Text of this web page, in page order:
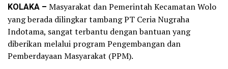
KOLAKA – Masyarakat dan Pemerintah Kecamatan Wolo
yang berada dilingkar tambang PT Ceria Nugraha
Indotama, sangat terbantu dengan bantuan yang
diberikan melalui program Pengembangan dan
Pemberdayaan Masyarakat (PPM).